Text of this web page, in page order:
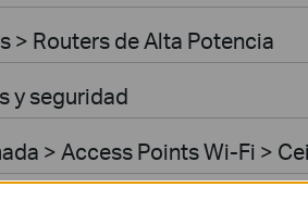
> Routers de Alta Potencia
y seguridad
> Access Points Wi-Fi >